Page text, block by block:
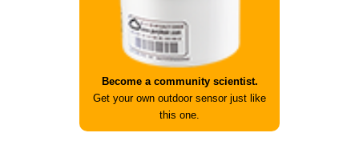
Become a community scientist.
Get your own outdoor sensor just like
this one.